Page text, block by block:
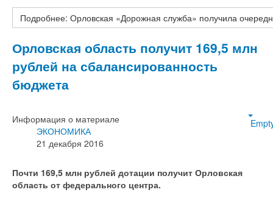
Подробнее: Орловская «Дорожная служба» получила
Орловская область получит 169,5 млн
рублей на сбалансированность
бюджета
Информация о материале
ЭКОНОМИКА
21 декабря 2016
Почти 169,5 млн рублей дотации получит Орловская
область от федерального центра.